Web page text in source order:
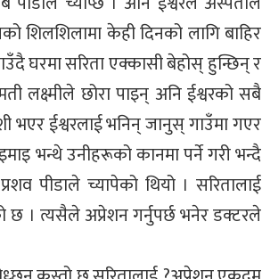
शिलशिलामा केही दिनको लागि बाहिर
घरमा सरिता एक्कासी बेहोस् हुन्छिन् र
लक्ष्मीले छोरा पाइन् अनि ईश्वरको सबै
भएर ईश्वरलाई भनिन् जानुस् गाउँमा गएर
भन्थे उनीहरूको कानमा पर्ने गरी भन्दै
पीडाले च्यापेको थियो । सरितालाई
। त्यसैले अप्रेशन गर्नुपर्छ भनेर डक्टरले